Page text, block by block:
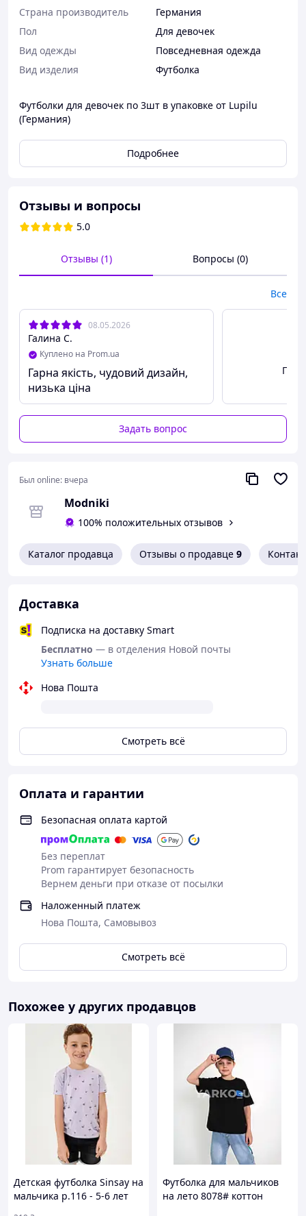
Страна производитель
Германия
Пол
Для девочек
Вид одежды
Повседневная одежда
Вид изделия
Футболка
Футболки для девочек по 3шт в упаковке от Lupilu
(Германия)
Подробнее
Отзывы и вопросы
5.0
Отзывы (1) Вопросы (0)
Все
08.05.2026
Галина С.
Куплено на Prom.ua
Гарна якість, чудовий дизайн,
низька ціна
Задать вопрос
Был online: вчера
Modniki
100% положительных отзывов
Каталог продавца Отзывы о продавце 9
Доставка
Подписка на доставку Smart
Бесплатно — в отделения Новой почты
Узнать больше
Нова Пошта
Смотреть всё
Оплата и гарантии
Безопасная оплата картой
Без переплат
Prom гарантирует безопасность
Вернем деньги при отказе от посылки
Наложенный платеж
Нова Пошта, Самовывоз
Смотреть всё
Похожее у других продавцов
Детская футболка Sinsay на
мальчика р.116 - 5-6 лет
Футболка для мальчиков
на лето 8078# коттон